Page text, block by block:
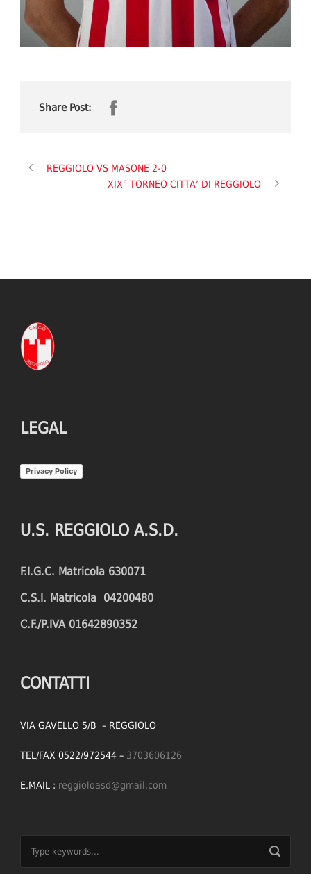
Share Post:
REGGIOLO VS MASONE 2-0
XIX° TORNEO CITTA’ DI REGGIOLO
LEGAL
Privacy Policy
U.S. REGGIOLO A.S.D.
F.I.G.C. Matricola 630071
C.S.I. Matricola 04200480
C.F./P.IVA 01642890352
CONTATTI
VIA GAVELLO 5/B – REGGIOLO
TEL/FAX 0522/972544 – 3703606126
E.MAIL : reggioloasd@gmail.com